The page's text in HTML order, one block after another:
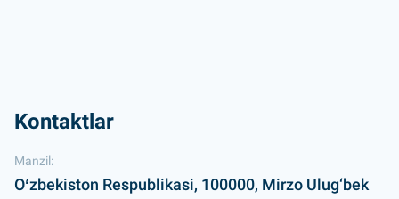
Kontaktlar
Manzil:
Oʻzbekiston Respublikasi, 100000, Mirzo Ulug‘bek